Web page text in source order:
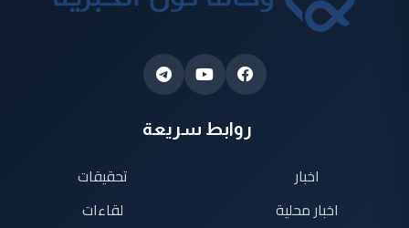
روابط سريعة
اخبار
اخبار محلية
تحقيقات
لقاءات